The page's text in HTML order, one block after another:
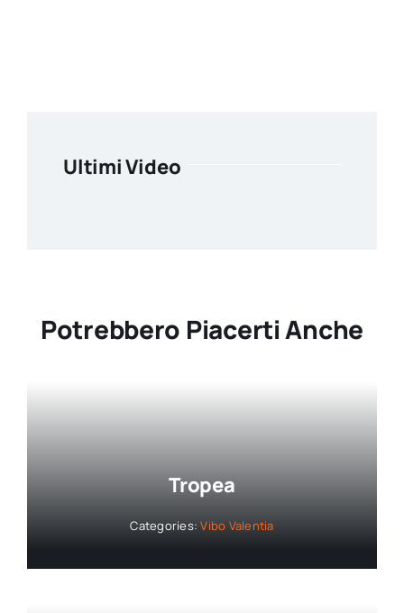
Ultimi Video
Potrebbero Piacerti Anche
Tropea
Categories:Vibo Valentia